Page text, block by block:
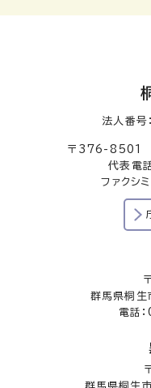
法人番
〒376-8501
代表電
ファクシ
群馬県桐
電話
群馬県桐生